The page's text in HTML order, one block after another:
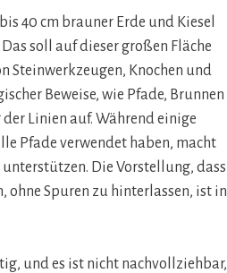
40 cm brauner Erde und Kiesel
soll auf dieser großen Fläche
Steinwerkzeugen, Knochen und
Beweise, wie Pfade, Brunnen
Linien auf. Während einige
Pfade verwendet haben, macht
unterstützen. Die Vorstellung, dass
Spuren zu hinterlassen, ist in
und es ist nicht nachvollziehbar,